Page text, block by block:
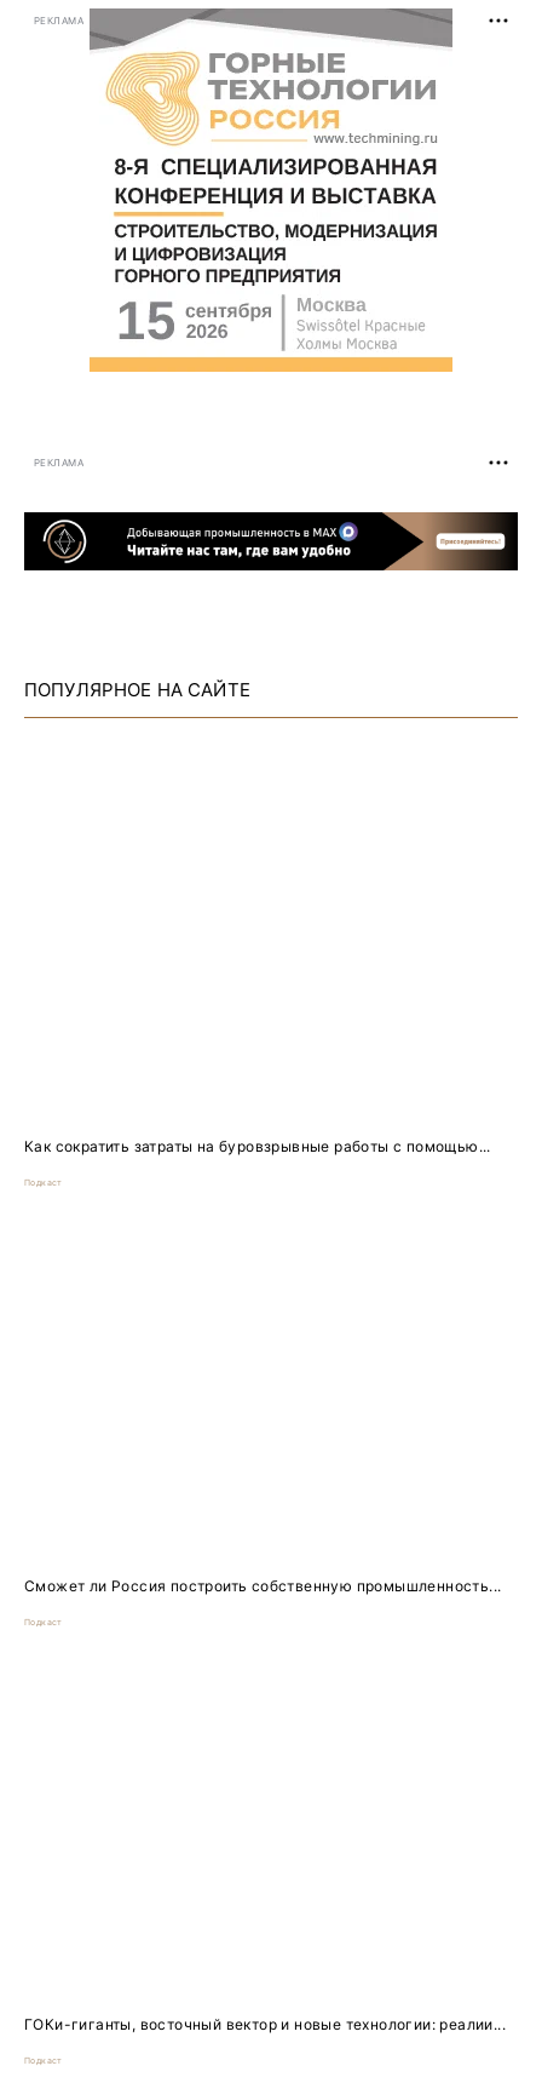
РЕКЛАМА
РЕКЛАМА
ПОПУЛЯРНОЕ НА САЙТЕ
Как сократить затраты на буровзрывные работы с помощью...
Подкаст
Сможет ли Россия построить собственную промышленность...
Подкаст
ГОКи-гиганты, восточный вектор и новые технологии: реалии...
Подкаст